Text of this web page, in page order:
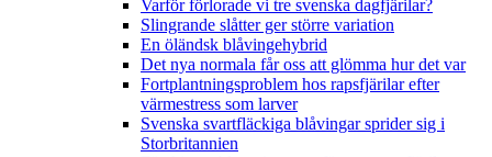
Varför förlorade vi tre svenska dagfjärilar?
Slingrande slåtter ger större variation
En öländsk blåvingehybrid
Det nya normala får oss att glömma hur det var
Fortplantningsproblem hos rapsfjärilar efter
värmestress som larver
Svenska svartfläckiga blåvingar sprider sig i
Storbritannien